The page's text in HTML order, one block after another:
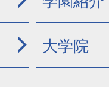
大学院